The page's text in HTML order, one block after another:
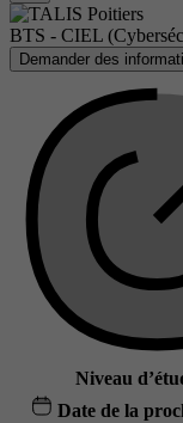
BTS - CIEL
Demander des
Niveau
Date de la